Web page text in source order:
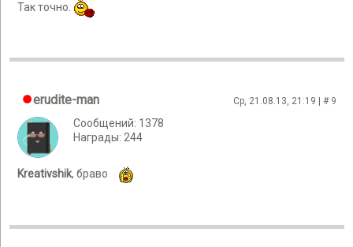
Так точно.
erudite-man Ср, 21.08.13, 21:19 | # 9
Сообщений: 1378
Награды: 244
Kreativshik, браво